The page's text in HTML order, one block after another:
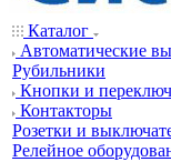
Каталог
Автоматические
Рубильники
Кнопки и
Контакторы
Розетки и
Релейное